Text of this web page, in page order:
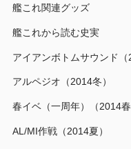
艦これ関連グッズ
艦これから読む史実
アイアンボトムサウンド（
アルペジオ（2014冬）
春イベ（一周年）（2014春
AL/MI作戦（2014夏）